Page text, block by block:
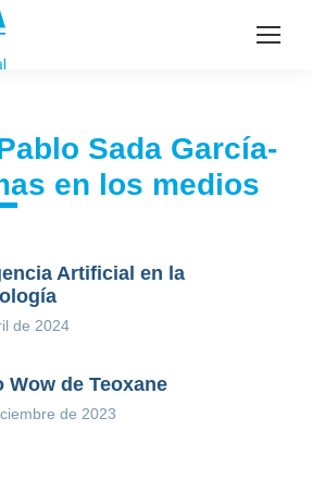
Sada García-
en los medios
Artificial en la
de 2024
Wow de Teoxane
de 2023